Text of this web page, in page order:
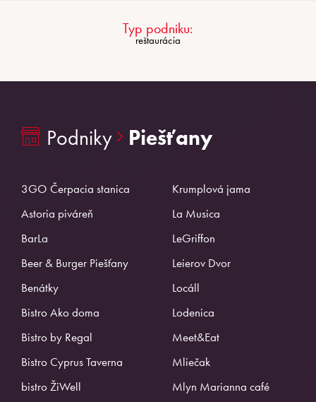
Typ podniku:
reštaurácia
Podniky Piešťany
3GO Čerpacia stanica
Astoria piváreň
BarLa
Beer & Burger Piešťany
Benátky
Bistro Ako doma
Bistro by Regal
Bistro Cyprus Taverna
bistro ŽiWell
Krumplová jama
La Musica
LeGriffon
Leierov Dvor
Locáll
Lodenica
Meet&Eat
Mliečak
Mlyn Marianna café